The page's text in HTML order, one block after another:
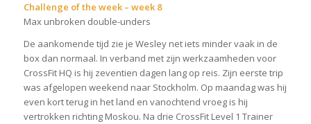
Challenge of the week – week 8
Max unbroken double-unders
De aankomende tijd zie je Wesley net iets minder vaak in de
box dan normaal. In verband met zijn werkzaamheden voor
CrossFit HQ is hij zeventien dagen lang op reis. Zijn eerste trip
was afgelopen weekend naar Stockholm. Op maandag was hij
even kort terug in het land en vanochtend vroeg is hij
vertrokken richting Moskou. Na drie CrossFit Level 1 Trainer